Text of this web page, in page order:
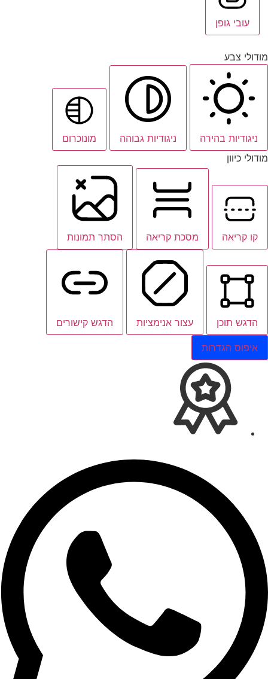
עובי גופן
מודולי צבע
ניגודיות בהירה ניגודיות גבוהה
מונוכרום
מודולי כיוון
קו קריאה מסכת קריאה הסתר תמונות
הדגש תוכן עצור אנימציות הדגש קישורים
איפוס הגדרות